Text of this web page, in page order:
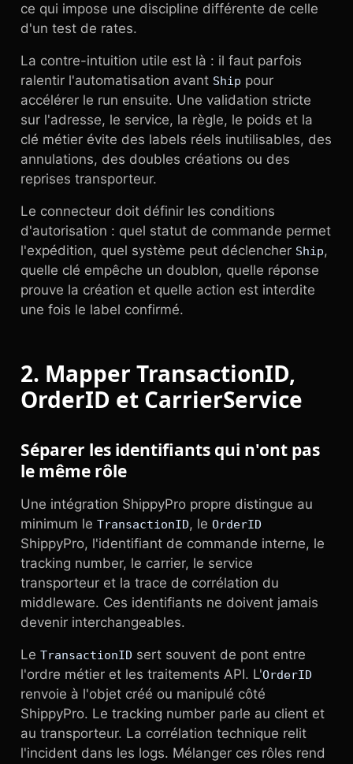
ce qui impose une discipline différente de celle
d'un test de rates.
La contre-intuition utile est là : il faut parfois
ralentir l'automatisation avant Ship pour
accélérer le run ensuite. Une validation stricte
sur l'adresse, le service, la règle, le poids et la
clé métier évite des labels réels inutilisables, des
annulations, des doubles créations ou des
reprises transporteur.
Le connecteur doit définir les conditions
d'autorisation : quel statut de commande permet
l'expédition, quel système peut déclencher Ship,
quelle clé empêche un doublon, quelle réponse
prouve la création et quelle action est interdite
une fois le label confirmé.
2. Mapper TransactionID,
OrderID et CarrierService
Séparer les identifiants qui n'ont pas
le même rôle
Une intégration ShippyPro propre distingue au
minimum le TransactionID, le OrderID
ShippyPro, l'identifiant de commande interne, le
tracking number, le carrier, le service
transporteur et la trace de corrélation du
middleware. Ces identifiants ne doivent jamais
devenir interchangeables.
Le TransactionID sert souvent de pont entre
l'ordre métier et les traitements API. L'OrderID
renvoie à l'objet créé ou manipulé côté
ShippyPro. Le tracking number parle au client et
au transporteur. La corrélation technique relit
l'incident dans les logs. Mélanger ces rôles rend